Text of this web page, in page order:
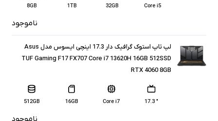
Core i5
32GB
1TB
8GB
ناموجود
لپ تاپ استوک گرافیک دار 17.3 اینچی ایسوس مدل Asus
TUF Gaming F17 FX707 Core i7 13620H 16GB 512SSD
RTX 4060 8GB
" 17.3
Core i7
16GB
512GB